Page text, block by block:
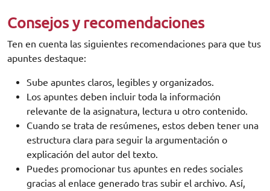
Consejos y recomendaciones
Ten en cuenta las siguientes recomendaciones para que tus
apuntes destaque:
Sube apuntes claros, legibles y organizados.
Los apuntes deben incluir toda la información
relevante de la asignatura, lectura u otro contenido.
Cuando se trata de resúmenes, estos deben tener una
estructura clara para seguir la argumentación o
explicación del autor del texto.
Puedes promocionar tus apuntes en redes sociales
gracias al enlace generado tras subir el archivo. Así,